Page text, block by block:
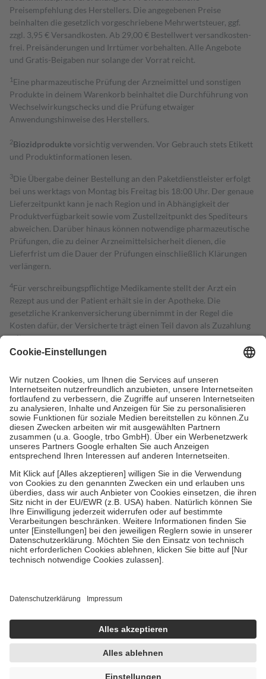
Preisempfehlung des Herstellers. Die angegebenen Preise
beinhalten die gesetzlich vorgeschriebene Mehrwertsteuer, ggf.
zzgl. 3,95 € Versandkosten. Ab 29,00 € Bestell­wert versand­kosten­
frei. Preisänderungen und Irrtümer vorbehalten. Alle Angebote
und Gratis-Beigaben nur solange der Vorrat reicht.
1 Eine pharmazeutische Prüfung der Arzneimittel und sonstigen
Produkte in deinem Warenkorb beinhaltet die Durchführung von
Wechselwirkungschecks und die Prüfung etwaiger
Anwendungshinweise des Herstellers.
2Biozidproduktevorsichtig verwenden. Vor Gebrauch stets Etikett
und Produktinformationen lesen.
3Die Übergabe deiner Bestellung an den Paketdienstleister erfolgt
bei uns werktags von Montag bis Freitag bis 18:00 Uhr. Der genaue
Lieferzeitpunkt kann je nach Region und in Abhängigkeit der
Produktverfügbarkeit sowie vom Zustellzeitpunkt des Spediteurs
abweichen. Darüber hinaus können notwendige pharmazeutische
Prüfungen, die zu deiner Arzneimittelsicherheit dienen, die
Lieferfrist um die Dauer der Prüfungen einschließlich Klärungen
verlängern.
4Für verschreibungspflichtige Medikamente stellt der Arzt ein
Rezept aus und der Patient erhält sie in der Apotheke. Die
gesetzliche Krankenversicherung übernimmt in der Regel die
Kosten dafür, der Versicherte trägt einen Teil davon als Zuzahlung
mit.
Grundsätzlich leisten Mitglieder Zuzahlungen in Höhe von zehn
höchstens zehn Euro.
Es sind jedoch nie mehr als die tatsächlichen
Kosten der Leistung zu entrichten.
Diese Regeln gelten grundsätzlich auch für Online-Apotheken.
Bei Heilmitteln und häuslicher Krankenpflege beträgt die
Zuzahlung zehn Prozent der Kosten sowie zehn Euro je
Verordnung.
Um das Engagement der Versicherten für ihre eigene Gesundheit zu
stärken und die besondere Stellung der Familie zu unterstützen,
fallenkeine Zuzahlungenan bei:
• Kindern und Jugendlichen bis zum vollendeten 18. Lebensjahr
mit Ausnahme der Fahrkosten
• Untersuchungen zur Vorsorge und Früherkennung, die von der
GKV getragen werden
• empfohlenen Schutzimpfungen
• Harn- und Blutteststreifen
getroffen, um sicherzustellen, dass es sich um echte Bewertungen
https://help.etrusted.com/hc/de/articles/4419944605341
Einige Bilder und Inhalte wurden unter Zuhilfenahme künstlicher